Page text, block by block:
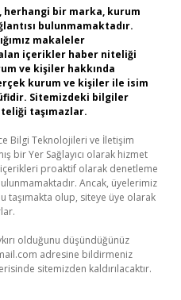
bir marka, kurum
bulunmamaktadır.
makaleler
içerikler haber niteliği
ve kişiler hakkında
kurum ve kişiler ile isim
Sitemizdeki bilgiler
taşımazlar.
Bilgi Teknolojileri ve İletişim
bir Yer Sağlayıcı olarak hizmet
proaktif olarak denetleme
Ancak, üyelerimiz
taşımakta olup, siteye üye olarak
olduğunu düşündüğünüz
adresine bildirmeniz
sitemizden kaldırılacaktır.